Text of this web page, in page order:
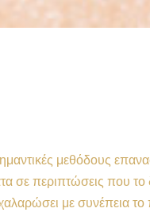
μεθόδους
σε περιπτώσεις που το
με συνέπεια